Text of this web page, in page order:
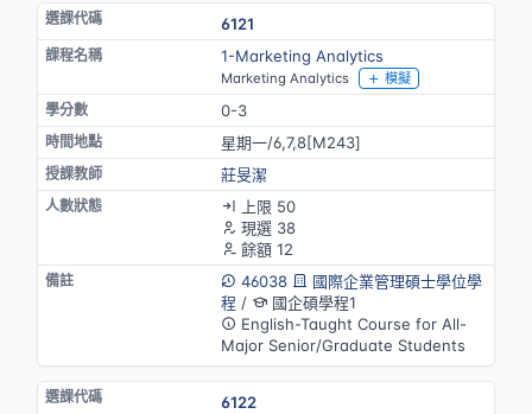
6121
1-Marketing Analytics
Marketing Analytics 模擬
0-3
星期一/6,7,8[M243]
莊旻潔
上限 50
現選 38
餘額 12
46038
國際企業管理碩士學位學
程 /
國企碩學程1
English-Taught Course for All-
Major Senior/Graduate Students
6122